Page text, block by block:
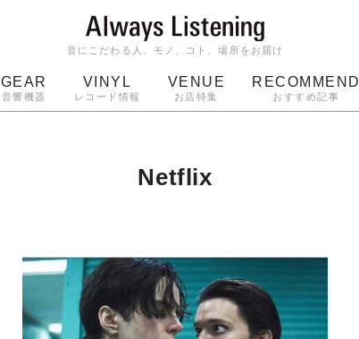
音にこだわる人、モノ、コト、場所をお届け
GEAR
音響機器
VINYL
レコード情報
VENUE
お店特集
RECOMMEND
おすすめ記事
Netflix